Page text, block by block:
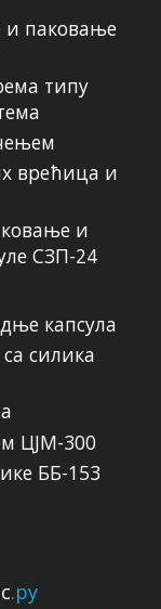
и паковање
типу
врећица и
и
СЗП-24
.ру
капсула
силика
ЦЈМ-300
ББ-153